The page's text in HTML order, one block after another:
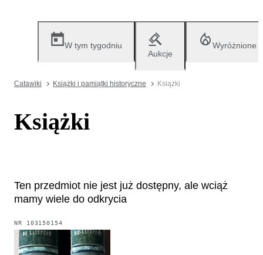
W tym tygodniu
Aukcje
Wyróżnione
Catawiki Książki i pamiątki historyczne Książki
Książki
Ten przedmiot nie jest już dostępny, ale wciąż
mamy wiele do odkrycia
NR 103150154